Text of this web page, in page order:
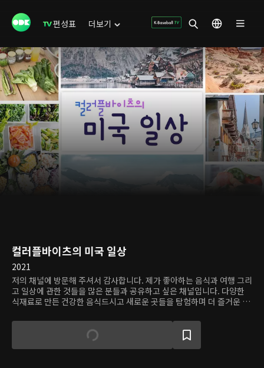
편성표 더보기
컬러플바이츠의 미국 일상
2021
저의 채널에 방문해 주셔서 감사합니다. 제가 좋아하는 음식과 여행 그리
고 일상에 관한 것들을 많은 분들과 공유하고 싶은 채널입니다. 다양한
식재료로 만든 건강한 음식드시고 새로운 곳들을 탐험하며 더 즐거운 일